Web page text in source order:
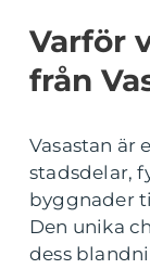
Varför
från
Vasastan är
stadsdelar,
byggnader
Den unika
dess